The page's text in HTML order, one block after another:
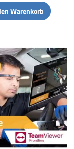
Warenkorb